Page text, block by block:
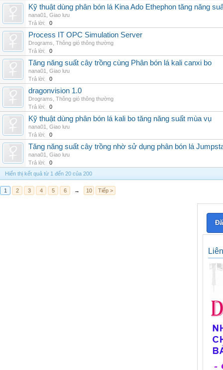
Kỹ thuật dùng phân bón lá Kina Ado Ethephon tăng năng
nana01
Giao lưu
Trả lời:
0
Process IT OPC Simulation Server
Drograms Thông gió thông thường
Trả lời:
0
Tăng năng suất cây trồng cùng Phân bón lá kali canxi bo
nana01
Giao lưu
Trả lời:
0
dragonvision 1.0
Drograms Thông gió thông thường
Trả lời:
0
Kỹ thuật dùng phân bón lá kali bo tăng năng suất mùa vụ
nana01
Giao lưu
Trả lời:
0
Tăng năng suất cây trồng nhờ sử dụng phân bón lá
nana01
Giao lưu
Trả lời:
0
Hiển thị kết quả từ 1 đến 20 của 200
1 2 3 4 5 6 → 10 Tiếp >